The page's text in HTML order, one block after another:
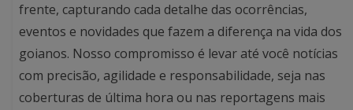
frente, capturando cada detalhe das ocorrências,
eventos e novidades que fazem a diferença na vida dos
goianos. Nosso compromisso é levar até você notícias
com precisão, agilidade e responsabilidade, seja nas
coberturas de última hora ou nas reportagens mais